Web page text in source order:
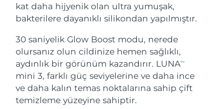
kat daha hijyenik olan ultra yumuşak,
bakterilere dayanıklı silikondan yapılmıştır.
30 saniyelik Glow Boost modu, nerede
olursanız olun cildinize hemen sağlıklı,
aydınlık bir görünüm kazandırır. LUNATM
mini 3, farklı güç seviyelerine ve daha ince
ve daha kalın temas noktalarına sahip çift
temizleme yüzeyine sahiptir.
LUNA™ 4 Plus
LUNA™ 4 Men
For men, anti-aging massage
BEAR™ 2 go
BEAR™ 2 eyes & lips
Microcurrent line smoothing device
Nemlendirme
UFO™ 3 seti
Deep facial hydration
UFO™ 3 LED
Near-infrared and red light therapy
device
Ağız bakımı
issa™ 4
Hybrid silicone sonic toothbrush
issa™ 4 plus
Smart hybrid silicone sonic toothbrush
FAQ™ YAŞLANMA KARŞITI BAKIM
Yaşlanma karşıtı LED bakım
Bosna-Hersek Tahmini teslim tarihi
Bulgaristan Tahmini teslim tarihi8/10/26
Kanada Tahmini teslim tarihi8/14/26
Şili Tahmini teslim tarihi